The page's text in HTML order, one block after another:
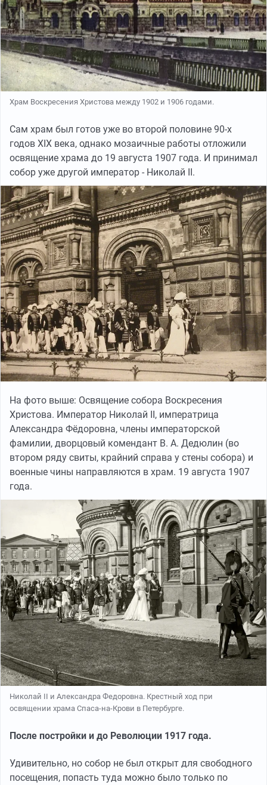
Храм Воскресения Христова между 1902 и 1906 годами.
Сам храм был готов уже во второй половине 90-х
годов XIX века, однако мозаичные работы отложили
освящение храма до 19 августа 1907 года. И принимал
собор уже другой император - Николай II.
На фото выше: Освящение собора Воскресения
Христова. Император Николай II, императрица
Александра Фёдоровна, члены императорской
фамилии, дворцовый комендант В. А. Дедюлин (во
втором ряду свиты, крайний справа у стены собора) и
военные чины направляются в храм. 19 августа 1907
года.
Николай II и Александра Федоровна. Крестный ход при
освящении храма Спаса-на-Крови в Петербурге.
После постройки и до Революции 1917 года.
Удивительно, но собор не был открыт для свободного
посещения, попасть туда можно было только по